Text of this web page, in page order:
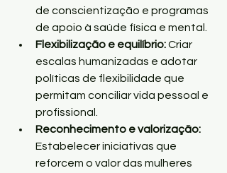
de conscientização e programas
de apoio à saúde física e mental.
Flexibilização e equilíbrio: Criar
escalas humanizadas e adotar
políticas de flexibilidade que
permitam conciliar vida pessoal e
profissional.
Reconhecimento e valorização:
Estabelecer iniciativas que
reforcem o valor das mulheres